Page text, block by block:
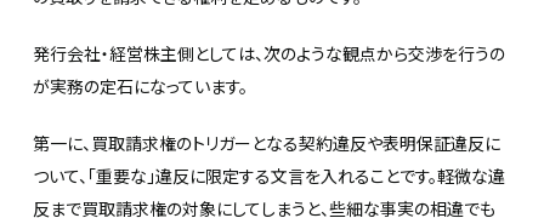
発行会社・経営株主側としては、次のような観点から交渉を行うの
が実務の定石になっています。
第一に、買取請求権のトリガーとなる契約違反や表明保証違反に
ついて、「重要な」違反に限定する文言を入れることです。軽微な違
反まで買取請求権の対象にしてしまうと、些細な事実の相違でも